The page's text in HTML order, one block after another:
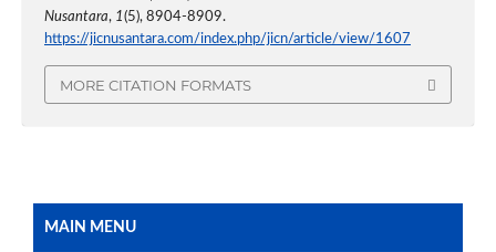
Nusantara, 1(5), 8904-8909.
https://jicnusantara.com/index.php/jicn/article/view/1607
MORE CITATION FORMATS
MAIN MENU